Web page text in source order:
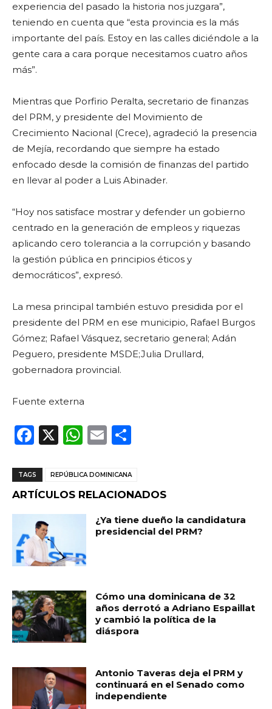
experiencia del pasado la historia nos juzgara”,
teniendo en cuenta que “esta provincia es la más
importante del país. Estoy en las calles diciéndole a la
gente cara a cara porque necesitamos cuatro años
más”.
Mientras que Porfirio Peralta, secretario de finanzas
del PRM, y presidente del Movimiento de
Crecimiento Nacional (Crece), agradeció la presencia
de Mejía, recordando que siempre ha estado
enfocado desde la comisión de finanzas del partido
en llevar al poder a Luis Abinader.
“Hoy nos satisface mostrar y defender un gobierno
centrado en la generación de empleos y riquezas
aplicando cero tolerancia a la corrupción y basando
la gestión pública en principios éticos y
democráticos”, expresó.
La mesa principal también estuvo presidida por el
presidente del PRM en ese municipio, Rafael Burgos
Gómez; Rafael Vásquez, secretario general; Adán
Peguero, presidente MSDE;Julia Drullard,
gobernadora provincial.
Fuente externa
F
c
e
b
o
o
k
X
W
a
ts
A
p
E
ai
l
m
p
ar
ti
TAGS REPÚBLICA DOMINICANA
ARTÍCULOS RELACIONADOS
¿Ya tiene dueño la candidatura
presidencial del PRM?
Cómo una dominicana de 32
años derrotó a Adriano Espaillat
y cambió la política de la
diáspora
Antonio Taveras deja el PRM y
continuará en el Senado como
independiente